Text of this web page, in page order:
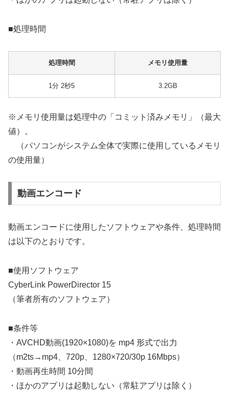
■処理時間
処理時間 メモリ使用量
1分 2秒5 3.2GB
※メモリ使用量は処理中の「コミット済みメモリ」（最大
値）。
（パソコンがシステム全体で実際に使用しているメモリ
の使用量）
動画エンコード
動画エンコードに使用したソフトウェアや条件、処理時間
は以下のとおりです。
■使用ソフトウェア
CyberLink PowerDirector 15
（筆者所有のソフトウェア）
■条件等
・AVCHD動画(1920×1080)を mp4 形式で出力
（m2ts→mp4、720p、1280×720/30p 16Mbps）
・動画再生時間 10分間
・ほかのアプリは起動しない（常駐アプリは除く）